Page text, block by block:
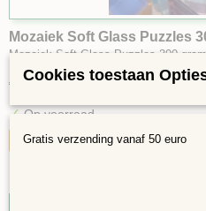
Mozaiek Soft Glass Puzzles
Mozaiek Soft Glass Puzzles 300
€ 6,59
✓ Op voorraad
IN WINKELWAGEN
Cookies toestaan
Gratis verzending vanaf 50 euro